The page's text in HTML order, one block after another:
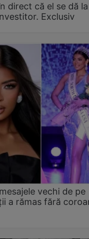
direct că el se dă
Exclusiv
vechi de pe
a rămas fără